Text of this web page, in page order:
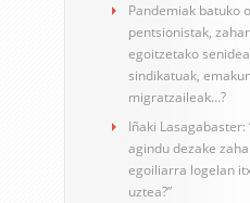
Pandemiak batuko
pentsionistak, zahar
egoitzetako
sindikatuak,
migratzaileak…?
Iñaki Lasagabaster:
agindu dezake
egoiliarra logelan
uztea?”